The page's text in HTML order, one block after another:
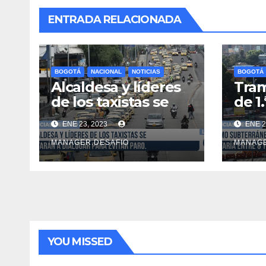
ENTRADA RELACIONADA
BOGOTÁ NACIONAL NOTICIAS
Alcaldesa y líderes
de los taxistas se
sentarán a dialogar
para evitar paro.
ENE 23, 2023
MANAGER.DESAFIO
BOGOTÁ
de
ENE
YOU MISSED